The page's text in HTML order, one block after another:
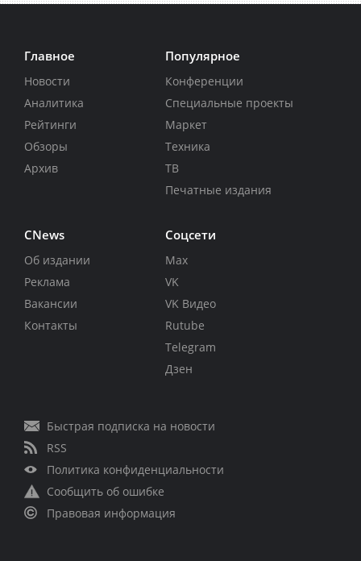
Главное
Новости
Аналитика
Рейтинги
Обзоры
Архив
Популярное
Конференции
Специальные проекты
Маркет
Техника
ТВ
Печатные издания
CNews
Об издании
Реклама
Вакансии
Контакты
Соцсети
Max
VK
VK Видео
Rutube
Telegram
Дзен
Быстрая подписка на новости
RSS
Политика конфиденциальности
Сообщить об ошибке
Правовая информация